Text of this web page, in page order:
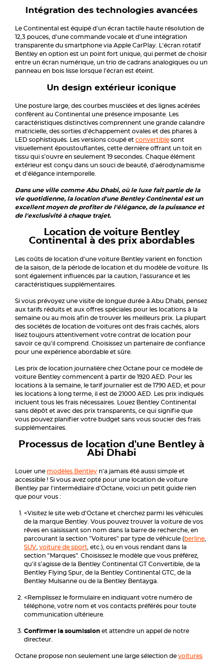
Intégration des technologies avancées
Le Continental est équipé d'un écran tactile haute résolution de
12,3 pouces, d'une commande vocale et d'une intégration
transparente du smartphone via Apple CarPlay. L'écran rotatif
Bentley en option est un point fort unique, qui permet de choisir
entre un écran numérique, un trio de cadrans analogiques ou un
panneau en bois lisse lorsque l'écran est éteint.
Un design extérieur iconique
Une posture large, des courbes musclées et des lignes acérées
confèrent au Continental une présence imposante. Les
caractéristiques distinctives comprennent une grande calandre
matricielle, des sorties d'échappement ovales et des phares à
LED sophistiqués. Les versions coupé et convertible sont
visuellement époustouflantes, cette dernière offrant un toit en
tissu qui s'ouvre en seulement 19 secondes. Chaque élément
extérieur est conçu dans un souci de beauté, d'aérodynamisme
et d'élégance intemporelle.
Dans une ville comme Abu Dhabi, où le luxe fait partie de la
vie quotidienne, la location d'une Bentley Continental est un
excellent moyen de profiter de l'élégance, de la puissance et
de l'exclusivité à chaque trajet.
Location de voiture Bentley
Continental à des prix abordables
Les coûts de location d'une voiture Bentley varient en fonction
de la saison, de la période de location et du modèle de voiture. Ils
sont également influencés par la caution, l'assurance et les
caractéristiques supplémentaires.
Si vous prévoyez une visite de longue durée à Abu Dhabi, pensez
aux tarifs réduits et aux offres spéciales pour les locations à la
semaine ou au mois afin de trouver les meilleurs prix. La plupart
des sociétés de location de voitures ont des frais cachés, alors
lisez toujours attentivement votre contrat de location pour
savoir ce qu'il comprend. Choisissez un partenaire de confiance
pour une expérience abordable et sûre.
Les prix de location journalière chez Octane pour ce modèle de
voiture Bentley commencent à partir de 1920 AED. Pour les
locations à la semaine, le tarif journalier est de 1790 AED, et pour
les locations à long terme, il est de 21000 AED. Les prix indiqués
incluent tous les frais nécessaires. Louez Bentley Continental
sans dépôt et avec des prix transparents, ce qui signifie que
vous pouvez planifier votre budget sans vous soucier des frais
supplémentaires.
Processus de location d'une Bentley à
Abi Dhabi
Louer une modèles Bentley n'a jamais été aussi simple et
accessible ! Si vous avez opté pour une location de voiture
Bentley par l'intermédiaire d'Octane, voici un petit guide rien
que pour vous :
<Visitez le site web d'Octane et cherchez parmi les véhicules
de la marque Bentley. Vous pouvez trouver la voiture de vos
rêves en saisissant son nom dans la barre de recherche, en
parcourant la section "Voitures" par type de véhicule (berline
SUV voiture de sport , etc.), ou en vous rendant dans la
section "Marques". Choisissez le modèle que vous préférez,
qu'il s'agisse de la Bentley Continental GT Convertible, de la
Bentley Flying Spur, de la Bentley Continental GTC, de la
Bentley Mulsanne ou de la Bentley Bentayga.
<Remplissez le formulaire en indiquant votre numéro de
téléphone, votre nom et vos contacts préférés pour toute
communication ultérieure.
Confirmer la soumission et attendre un appel de notre
directeur.
Octane propose non seulement une large sélection de voitures